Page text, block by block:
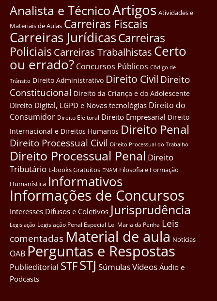
Analista e TécnicoArtigos Atividades e
Materiais de Aulas Carreiras Fiscais
Carreiras JurídicasCarreiras
Policiais Carreiras Trabalhistas Certo
ou errado? Concursos Públicos Côdigo de
Trânsito Direito Administrativo Direito Civil Direito
Constitucional Direito da Criança e do Adolescente
Direito Digital, LGPD e Novas tecnológias Direito do
Consumidor Direito Eleitoral Direito Empresarial Direito
Internacional e Direitos Humanos Direito Penal
Direito Processual Civil Direito Processual do Trabalho
Direito Processual Penal Direito
Tributário E-books Gratuitos ENAM Filosofia e Formação
Humanística Informativos
Informações de Concursos
Interesses Difusos e Coletivos Jurisprudência
Legislação Legislação Penal Especial Lei Maria da Penha Leis
comentadas Material de aula Notícias
OAB Perguntas e Respostas
Publieditorial STFSTJ SúmulasVídeos Áudio e
Podcasts